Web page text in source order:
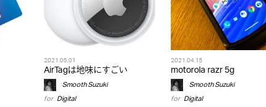
2021.05.01
AirTagは地味にすごい
Smooth Suzuki
for Digital
2021.04.15
motorola razr 5g
Smooth Suzuki
for Digital